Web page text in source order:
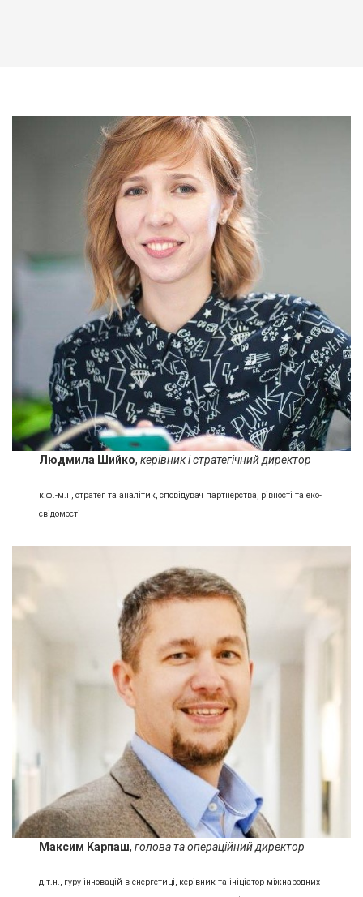
Людмила Шийко,керівник і стратегічний директор
к.ф.-м.н, стратег та аналітик, сповідувач партнерства, рівності та еко-
свідомості
Максим Карпаш,голова та операційний директор
д.т.н., гуру інновацій в енергетиці, керівник та ініціатор міжнародних